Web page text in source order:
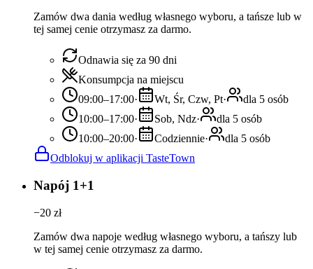
Zamów dwa dania według własnego wyboru, a tańsze lub w
tej samej cenie otrzymasz za darmo.
Odnawia się za 90 dni
Konsumpcja na miejscu
09:00–17:00· Wt, Śr, Czw, Pt·
dla 5 osób
10:00–17:00· Sob, Ndz·
dla 5 osób
10:00–20:00· Codziennie·
dla 5 osób
Odblokuj w aplikacji TasteTown
Napój 1+1
−20 zł
Zamów dwa napoje według własnego wyboru, a tańszy lub
w tej samej cenie otrzymasz za darmo.